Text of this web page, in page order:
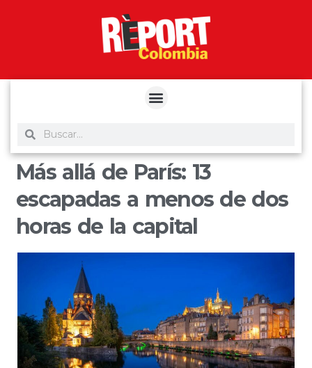
Más allá de París: 13
escapadas a menos de dos
horas de la capital